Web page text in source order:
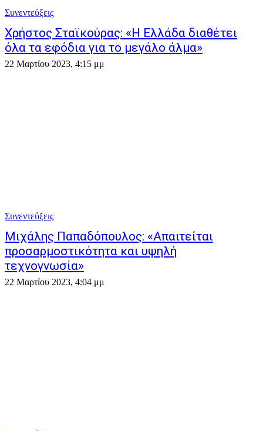
Συνεντεύξεις
Χρήστος Σταϊκούρας: «Η Ελλάδα διαθέτει
όλα τα εφόδια για το μεγάλο άλμα»
22 Μαρτίου 2023, 4:15 μμ
Συνεντεύξεις
Μιχάλης Παπαδόπουλος: «Απαιτείται
προσαρμοστικότητα και υψηλή
τεχνογνωσία»
22 Μαρτίου 2023, 4:04 μμ